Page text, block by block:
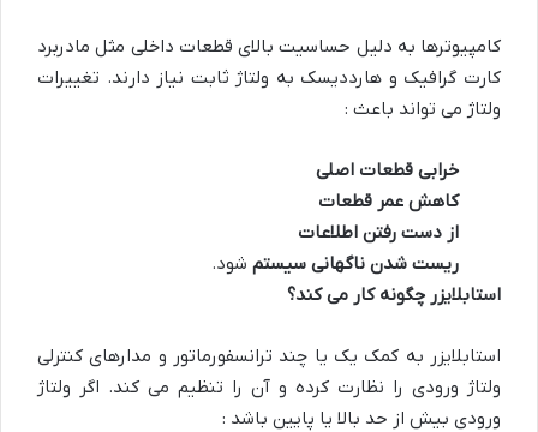
کامپیوترها به دلیل حساسیت بالای قطعات داخلی مثل مادربرد
کارت گرافیک و هارددیسک به ولتاژ ثابت نیاز دارند. تغییرات
ولتاژ می تواند باعث :
خرابی قطعات اصلی
کاهش عمر قطعات
از دست رفتن اطلاعات
ریست شدن ناگهانی سیستم شود.
استابلایزر چگونه کار می کند؟
استابلایزر به کمک یک یا چند ترانسفورماتور و مدارهای کنترلی
ولتاژ ورودی را نظارت کرده و آن را تنظیم می کند. اگر ولتاژ
ورودی بیش از حد بالا یا پایین باشد :